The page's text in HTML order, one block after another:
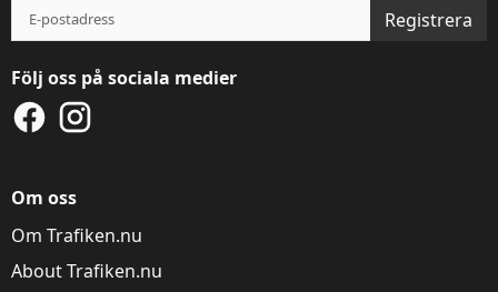
Om oss
Om Trafiken.nu
About Trafiken.nu
Registrera
Följ oss på sociala medier